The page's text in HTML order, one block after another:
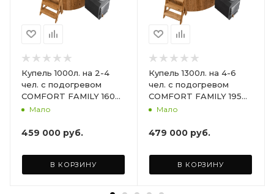
Купель 1000л. на 2-4
чел. с подогревом
COMFORT FAMILY 160
HOT 50кВт., Доп.
Хромотерапия +
термокрышка.
Мало
459 000 руб.
В КОРЗИНУ
Купель 1300л. на 4-6
чел. с подогревом
COMFORT FAMILY 195
HOT 50кВт., Доп.
Хромотерапия +
термокрышка.
Мало
479 000 руб.
В КОРЗИНУ